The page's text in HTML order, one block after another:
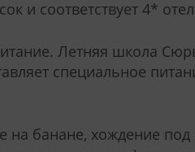
и соответствует 4*
Летняя школа
специальное
на банане, хождение